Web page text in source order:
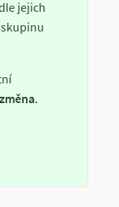
jejich
.